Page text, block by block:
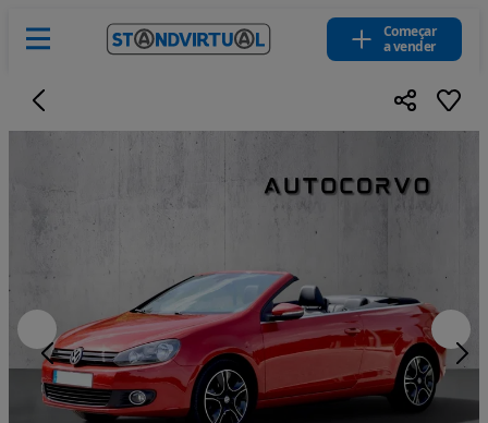
Começar
a vender